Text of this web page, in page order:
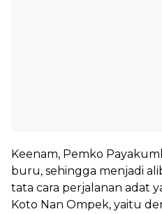
Keenam, Pemko
buru, sehingga menjadi
tata cara perjalanan adat
Koto Nan Ompek, yaitu